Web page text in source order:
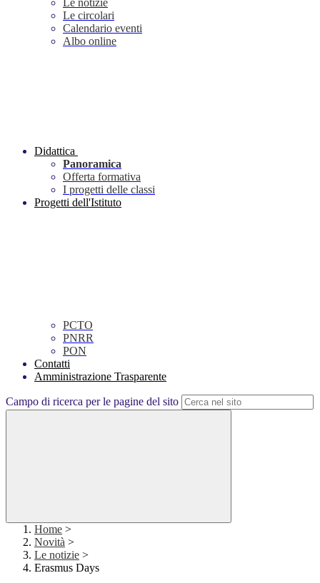
Le notizie
Le circolari
Calendario eventi
Albo online
Didattica
Panoramica
Offerta formativa
I progetti delle classi
Progetti dell'Istituto
PCTO
PNRR
PON
Contatti
Amministrazione Trasparente
Campo di ricerca per le pagine del sito
Home >
Novità >
Le notizie >
Erasmus Days